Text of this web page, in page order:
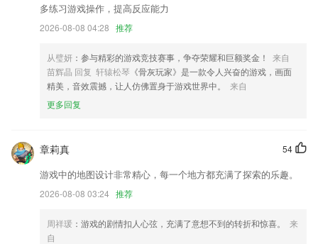
企业部门结构更灵活，支持多重方式添加员工
以上就是百家家乐app的介绍，如果您喜欢这款软件，您可以到应用商店
进行打分评论，说出您的使用经历，以帮助我们更好的对产品进行优化修
联系我们
化修改。
多练习游戏操作，提高反应能力
2026-08-08 04:28 推荐
从璧妍 ：参与精彩的游戏竞技赛事，争夺荣耀和巨额奖金！
来自
苗辉晶 回复 轩辕松琴 《骨灰玩家》是一款令人兴奋的游戏，画面
精美，音效震撼，让人仿佛置身于游戏世界中。
来自
更多回复
54
章莉真
游戏中的地图设计非常精心，每一个地方都充满了探索的乐趣。
2026-08-08 03:24 推荐
周祥瑗 ：游戏的剧情扣人心弦，充满了意想不到的转折和惊喜。
来
自